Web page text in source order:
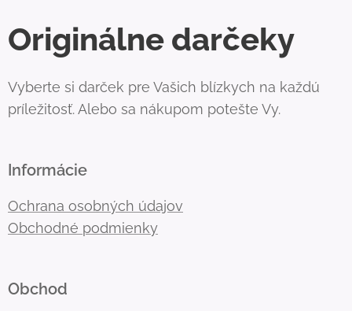
Originálne darčeky
Vyberte si darček pre Vašich blízkych na každú
príležitosť. Alebo sa nákupom potešte Vy.
Informácie
Ochrana osobných údajov
Obchodné podmienky
Obchod